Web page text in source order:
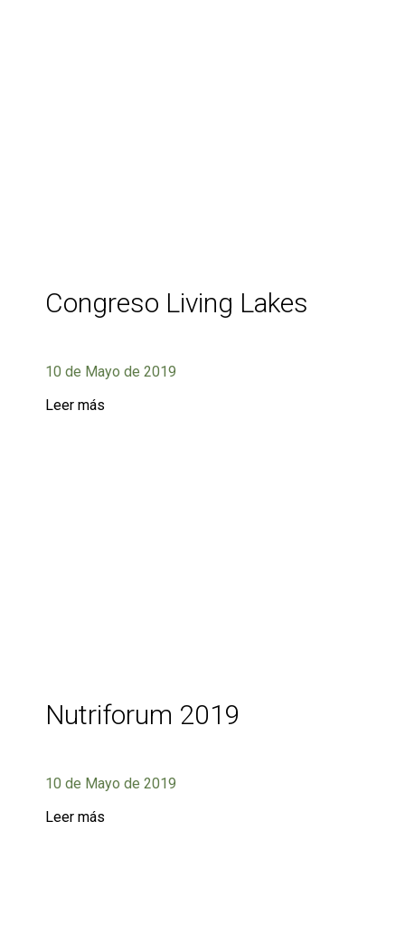
Congreso Living Lakes
10 de Mayo de 2019
Leer más
Nutriforum 2019
10 de Mayo de 2019
Leer más